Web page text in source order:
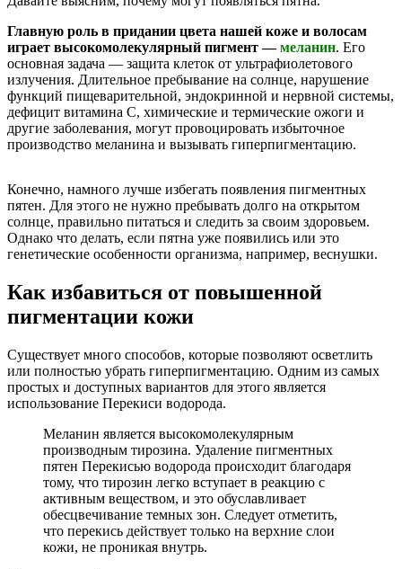
Главную роль в придании цвета нашей коже и волосам
играет высокомолекулярный пигмент —меланин. Его
основная задача — защита клеток от ультрафиолетового
излучения. Длительное пребывание на солнце, нарушение
функций пищеварительной, эндокринной и нервной системы,
дефицит витамина С, химические и термические ожоги и
другие заболевания, могут провоцировать избыточное
производство меланина и вызывать гиперпигментацию.
Конечно, намного лучше избегать появления пигментных
пятен. Для этого не нужно пребывать долго на открытом
солнце, правильно питаться и следить за своим здоровьем.
Однако что делать, если пятна уже появились или это
генетические особенности организма, например, веснушки.
Как избавиться от повышенной
пигментации кожи
Существует много способов, которые позволяют осветлить
или полностью убрать гиперпигментацию. Одним из самых
простых и доступных вариантов для этого является
использование Перекиси водорода.
Меланин является высокомолекулярным
производным тирозина. Удаление пигментных
пятен Перекисью водорода происходит благодаря
тому, что тирозин легко вступает в реакцию с
активным веществом, и это обуславливает
обесцвечивание темных зон. Следует отметить,
что перекись действует только на верхние слои
кожи, не проникая внутрь.